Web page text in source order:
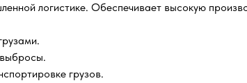
логистике. Обеспечивает высокую
грузов.